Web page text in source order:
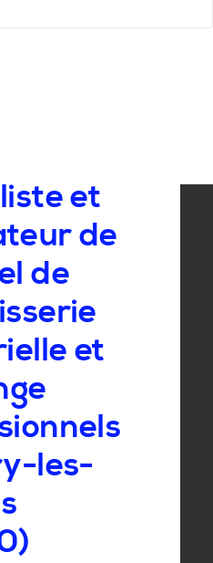
et
de
de
et
les-